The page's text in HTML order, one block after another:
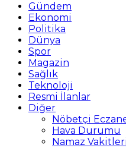
Gündem
Ekonomi
Politika
Dünya
Spor
Magazin
Sağlık
Teknoloji
Resmi İlanlar
Diğer
Nöbetçi
Hava Durumu
Namaz Vakitleri